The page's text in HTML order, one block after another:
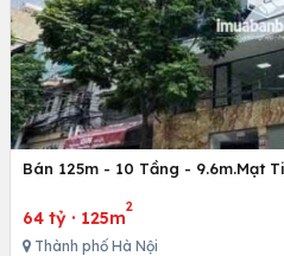
Bán 125m - 10 Tầng - 9.6m.Mạt
64 tỷ · 125m
2
Thành phố Hà Nội